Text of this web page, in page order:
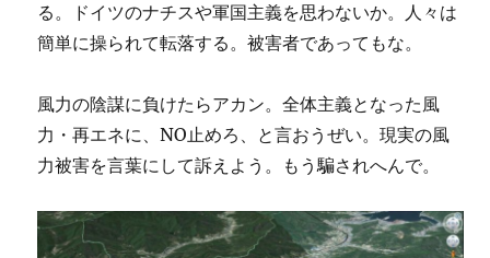
る。ドイツのナチスや軍国主義を思わないか。人々は
簡単に操られて転落する。被害者であってもな。
風力の陰謀に負けたらアカン。全体主義となった風
力・再エネに、NO止めろ、と言おうぜい。現実の風
力被害を言葉にして訴えよう。もう騙されへんで。